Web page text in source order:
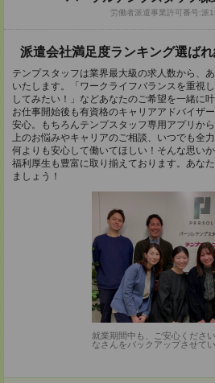
労働者派遣事業許可番号:派
派遣会社満足度ランキング選ば
テンプスタッフは業界最大級の求人数から、
いたします。「ワークライフバランスを重視
してみたい！」などあなたのご希望を一緒に
お仕事開始後も有資格のキャリアアドバイザ
安心。もちろんテンプスタッフ専用アプリか
上のお悩みやキャリアのご相談、いつでも全
何よりも安心して働いてほしい！そんな思い
福利厚生も豊富に取り揃えております。あな
ましょう！
就業期間中も、ご安心くださ
なさんをバックアップさせて